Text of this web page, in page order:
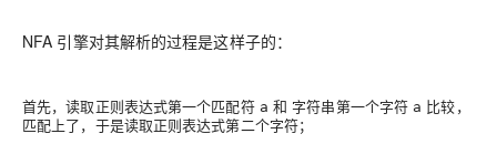
NFA 引擎对其解析的过程是这样子的：
首先，读取正则表达式第一个匹配符 a 和 字符串第一个字符 a 比较，
匹配上了，于是读取正则表达式第二个字符；